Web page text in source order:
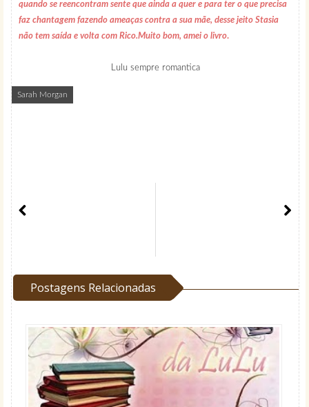
Sarah Morgan
quando se reencontram sente que ainda a quer e para ter o que precisa
faz chantagem fazendo ameaças contra a sua mãe, desse jeito Stasia
não tem saída e volta com Rico.Muito bom, amei o livro.
Lulu sempre romantica
Postagens Relacionadas